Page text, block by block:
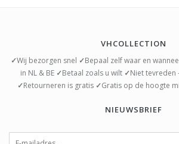
VHCOLLECTION
✓Wij bezorgen snel ✓Bepaal zelf waar en
in NL & BE ✓Betaal zoals u wilt ✓Niet tevreden
✓Retourneren is gratis ✓Gratis op de hoogte
NIEUWSBRIEF